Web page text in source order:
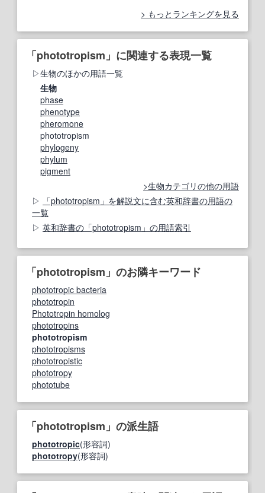
もっとランキングを見る
「phototropism」に関連する表現一覧
生物のほかの用語一覧
生物
phase
phenotype
pheromone
phototropism
phylogeny
phylum
pigment
生物カテゴリの他の用語
「phototropism」を解説文に含む英和辞書の用語の
一覧
英和辞書の「phototropism」の用語索引
「phototropism」のお隣キーワード
phototropic bacteria
phototropin
Phototropin homolog
phototropins
phototropism
phototropisms
phototropistic
phototropy
phototube
「phototropism」の派生語
phototropic(形容詞)
phototropy(形容詞)